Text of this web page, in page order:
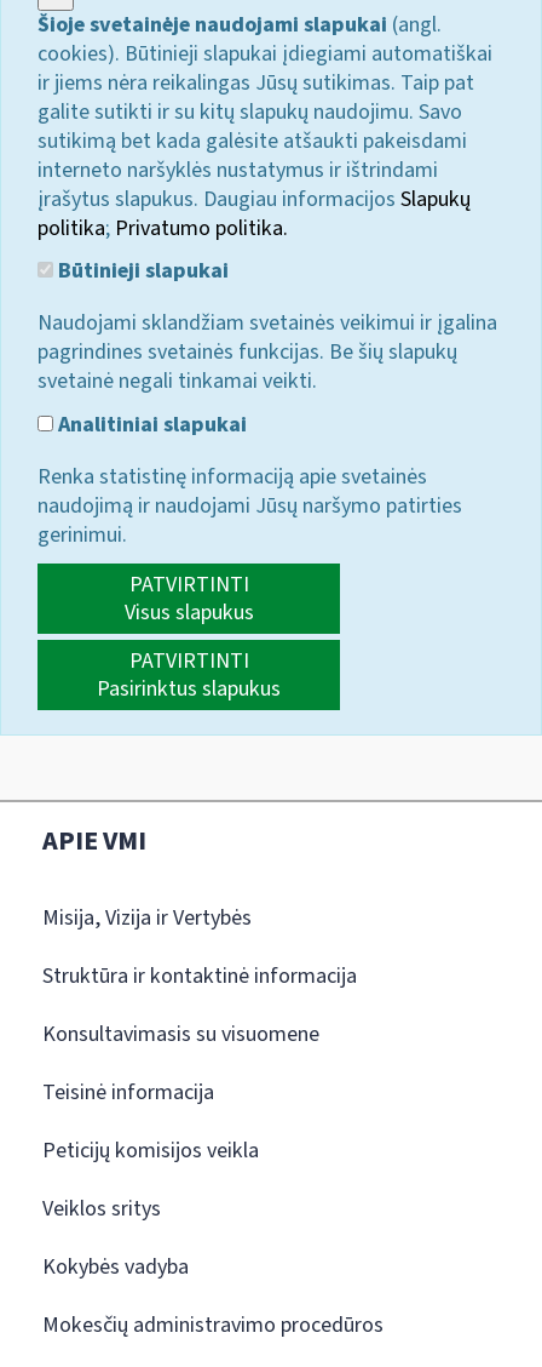
Šioje svetainėje naudojami slapukai (angl.
cookies). Būtinieji slapukai įdiegiami automatiškai
ir jiems nėra reikalingas Jūsų sutikimas. Taip pat
galite sutikti ir su kitų slapukų naudojimu. Savo
sutikimą bet kada galėsite atšaukti pakeisdami
interneto naršyklės nustatymus ir ištrindami
įrašytus slapukus. Daugiau informacijos Slapukų
politika; Privatumo politika.
Būtinieji slapukai
Naudojami sklandžiam svetainės veikimui ir įgalina
pagrindines svetainės funkcijas. Be šių slapukų
svetainė negali tinkamai veikti.
Analitiniai slapukai
Renka statistinę informaciją apie svetainės
naudojimą ir naudojami Jūsų naršymo patirties
gerinimui.
PATVIRTINTI
Visus slapukus
PATVIRTINTI
Pasirinktus slapukus
APIE VMI
Misija, Vizija ir Vertybės
Struktūra ir kontaktinė informacija
Konsultavimasis su visuomene
Teisinė informacija
Peticijų komisijos veikla
Veiklos sritys
Kokybės vadyba
Mokesčių administravimo procedūros